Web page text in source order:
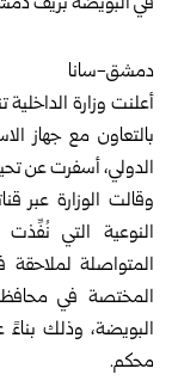
دمشق-سانا
أعلنت وزارة الداخلية
بالتعاون مع جهاز
الدولي، أسفرت عن
وقالت الوزارة عبر
النوعية التي
المتواصلة
المختصة في
البويضة، وذلك
محكم.